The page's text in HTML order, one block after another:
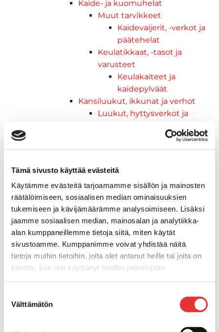
Tämä sivusto käyttää evästeitä
Käytämme evästeitä tarjoamamme sisällön ja mainosten
räätälöimiseen, sosiaalisen median ominaisuuksien
tukemiseen ja kävijämäärämme analysoimiseen. Lisäksi
jaamme sosiaalisen median, mainosalan ja analytiikka-
alan kumppaneillemme tietoja siitä, miten käytät
sivustoamme. Kumppanimme voivat yhdistää näitä
tietoja muihin tietoihin, joita olet antanut heille tai joita on
kerätty, kun olet käyttänyt heidän palvelujaan.
valinta
Välttämätön
Kaide- ja kuomuhelat
Muut tarvikkeet
Kaidevaijerit, -verkot ja
päätehelat
Keulatikkaat, -tasot ja
varusteet
Keulakaiteet ja
kaidepylväät
Kansiluukut, ikkunat ja verhot
Luukut, hyttysverkot ja
Hyttysverkot
Venetikkaat
Uimatikkaat
Kasettitikkaat
Keulatikkaat
Köysitikkaat
Kiinnikkeet ja tukijalat
Kävelysillat
Muut kiinnityshelat
Koukkupidike
Pidike "clips", muovia